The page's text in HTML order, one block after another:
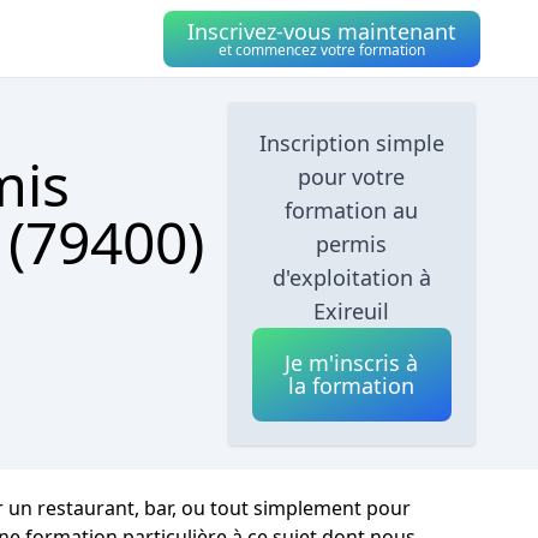
Inscrivez-vous maintenant
et commencez votre formation
Inscription simple
pour votre
formation au
permis
d'exploitation à
Exireuil
Je m'inscris à
la formation
restaurant, bar, ou tout simplement pour